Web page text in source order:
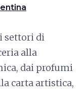
settori di
alla
dai profumi
carta artistica,